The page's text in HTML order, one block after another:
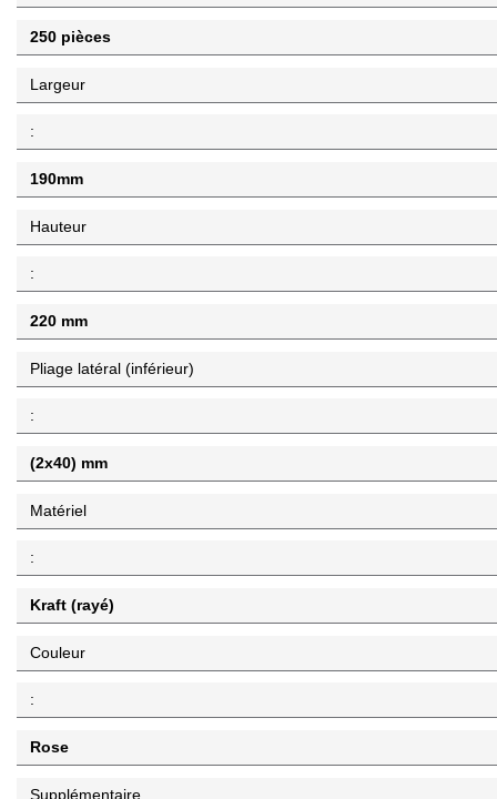
250 pièces
Largeur
:
190mm
Hauteur
:
220 mm
Pliage latéral (inférieur)
:
(2x40) mm
Matériel
:
Kraft (rayé)
Couleur
:
Rose
Supplémentaire